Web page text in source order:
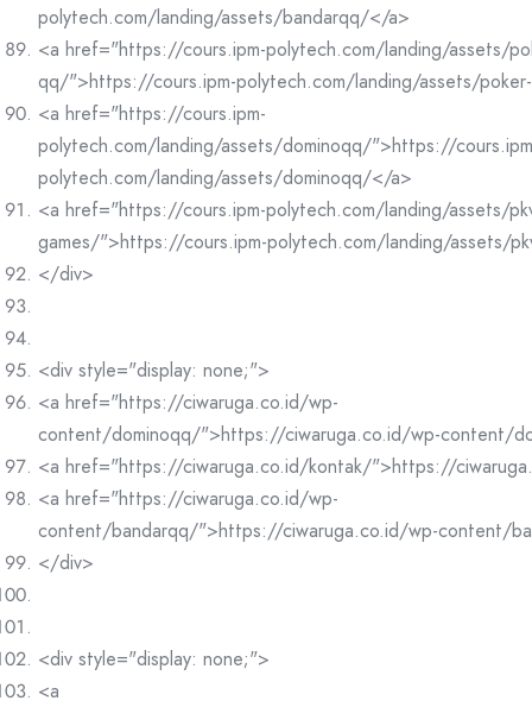
polytech.com/landing/assets/bandarqq/</a>
<a href="https://cours.ipm-polytech.com/landing/assets/
qq/">https://cours.ipm-polytech.com/landing/assets/
<a href="https://cours.ipm-
polytech.com/landing/assets/dominoqq/">https://
polytech.com/landing/assets/dominoqq/</a>
<a href="https://cours.ipm-polytech.com/landing/assets/
games/">https://cours.ipm-polytech.com/landing/assets/
</div>
<div style="display: none;">
<a href="https://ciwaruga.co.id/wp-
content/dominoqq/">https://ciwaruga.co.id/wp-content/
<a href="https://ciwaruga.co.id/kontak/">https://
<a href="https://ciwaruga.co.id/wp-
content/bandarqq/">https://ciwaruga.co.id/wp-content/
</div>
<div style="display: none;">
<a